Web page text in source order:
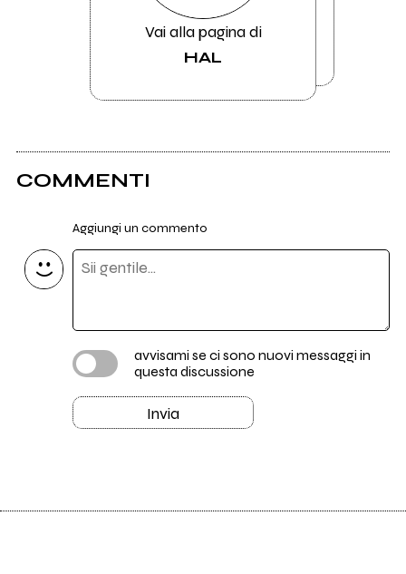
Vai alla pagina di
HAL
COMMENTI
Aggiungi un commento
avvisami se ci sono nuovi messaggi in
questa discussione
Invia